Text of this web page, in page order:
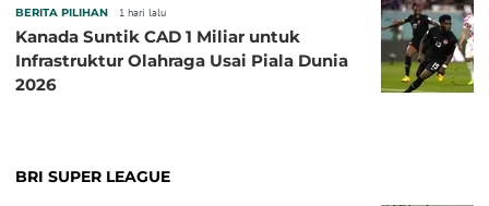
BERITA PILIHAN 1 hari lalu
Kanada Suntik CAD 1 Miliar untuk
Infrastruktur Olahraga Usai Piala Dunia
2026
BRI SUPER LEAGUE